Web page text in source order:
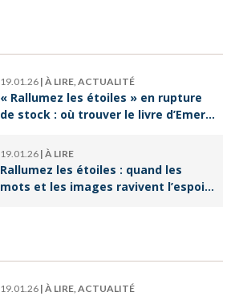
19.01.26 | À LIRE, ACTUALITÉ
« Rallumez les étoiles » en rupture
de stock : où trouver le livre d’Emeric
19.01.26 | À LIRE
Rallumez les étoiles : quand les
mots et les images ravivent l’espoir
19.01.26 | À LIRE, ACTUALITÉ